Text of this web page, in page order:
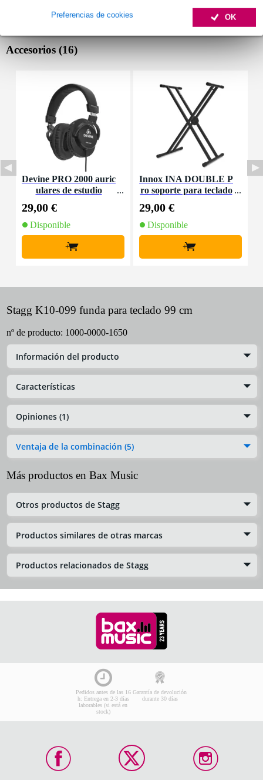
OK
Preferencias de cookies
Accesorios (16)
Devine PRO 2000 auric
ulares de estudio
29,00 €
Disponible
+
Innox INA DOUBLE P
ro soporte para teclado
29,00 €
Disponible
+
Stagg K10-099 funda para teclado 99 cm
nº de producto: 1000-0000-1650
Información del producto
Características
Opiniones (1)
Ventaja de la combinación (5)
Más productos en Bax Music
Otros productos de Stagg
Productos similares de otras marcas
Productos relacionados de Stagg
Pedidos antes de las 16
h: Entrega en 2-3 días
laborables (si está en
stock)
Garantía de devolución
durante 30 días